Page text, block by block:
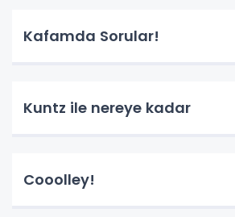
Kafamda Sorular!
Kuntz ile nereye kadar
Cooolley!